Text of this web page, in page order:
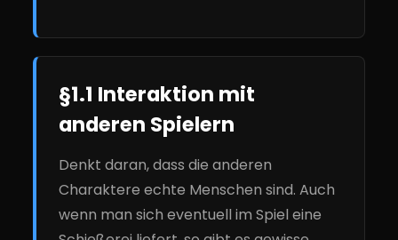
§1.1 Interaktion mit
anderen Spielern
Denkt daran, dass die anderen
Charaktere echte Menschen sind. Auch
wenn man sich eventuell im Spiel eine